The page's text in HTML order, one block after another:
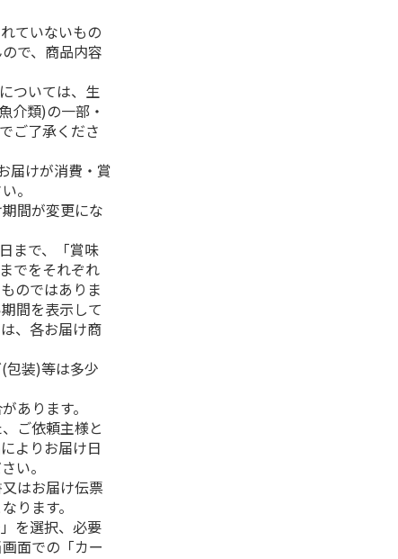
ていないもの
で、商品内容
ついては、生
介類)の一部・
ご了承くださ
届けが消費・賞
。
間が変更にな
まで、「賞味
でをそれぞれ
のではありま
間を表示して
、各お届け商
包装)等は多少
あります。
ご依頼主様と
よりお届け日
い。
はお届け伝票
ります。
を選択、必要
面での「カー